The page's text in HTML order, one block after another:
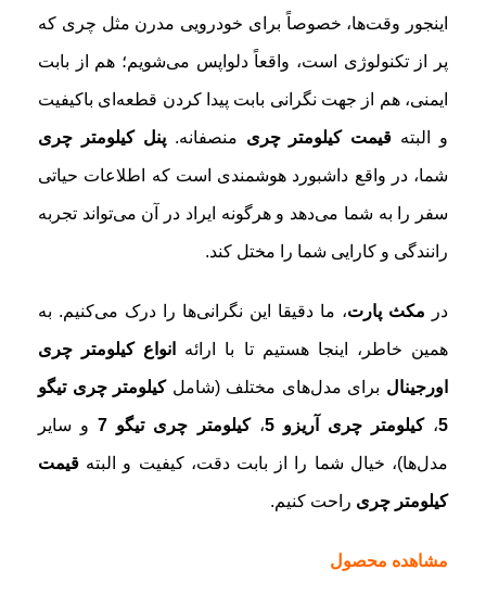
اینجور وقت‌ها، خصوصاً برای خودرویی مدرن مثل چری که
پر از تکنولوژی است، واقعاً دلواپس می‌شویم؛ هم از بابت
ایمنی، هم از جهت نگرانی بابت پیدا کردن قطعه‌ای باکیفیت
و البته قیمت کیلومتر چری منصفانه.پنل کیلومتر چری
شما، در واقع داشبورد هوشمندی است که اطلاعات حیاتی
سفر را به شما می‌دهد و هرگونه ایراد در آن می‌تواند تجربه
رانندگی و کارایی شما را مختل کند.
در مکث پارت، ما دقیقا این نگرانی‌ها را درک می‌کنیم. به
همین خاطر، اینجا هستیم تا با ارائه انواع کیلومتر چری
اورجینال برای مدل‌های مختلف (شاملکیلومتر چری تیگو
5،کیلومتر چری آریزو 5 ،کیلومتر چری تیگو 7 و سایر
مدل‌ها)، خیال شما را از بابت دقت، کیفیت و البته قیمت
کیلومتر چری راحت کنیم.
مشاهده محصول